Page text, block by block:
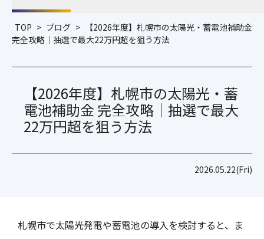
TOP > ブログ >
【2026年度】札幌市の太陽光・蓄電池補助金
完全攻略｜抽選で最大22万円超を狙う方法
【2026年度】札幌市の太陽光・蓄
電池補助金 完全攻略｜抽選で最大
22万円超を狙う方法
2026.05.22(Fri)
札幌市で太陽光発電や蓄電池の導入を検討すると、ま